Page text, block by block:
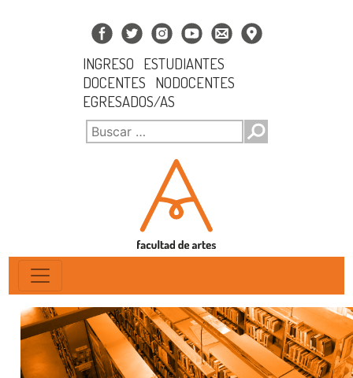
INGRESO
ESTUDIANTES
DOCENTES
NODOCENTES
EGRESADOS/AS